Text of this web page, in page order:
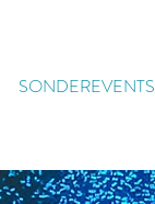
SONDEREVENTS